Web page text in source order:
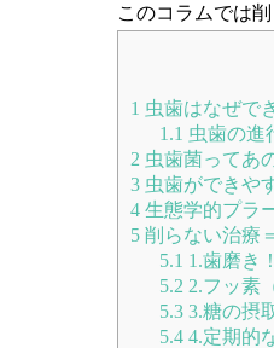
このコラムでは
1 虫歯はなぜで
1.1 虫歯の進
2 虫歯菌ってあ
3 虫歯ができや
4 生態学的プラ
5 削らない治療
5.1 1.歯磨き！
5.2 2.フッ素
5.3 3.糖の摂
5.4 4.定期的